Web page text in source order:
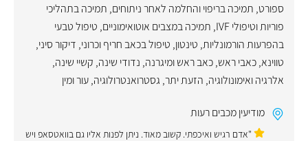
ספורט, תמיכה בריפוי והחלמה לאחר ניתוחים, תמיכה בתהליכי
פוריות וטיפולי IVF
, תמיכה במצבים אוטואימוניים, טיפול טבעי
בהפרעות הורמונליות, טינטון, טיפול בכאב חריף וכרוני, דיקור סיני,
טווינא,כאבי ראש,כאב ראש ומיגרנה, נדודי שינה, קשיי שינה,
אלרגיה ואימונולוגיה, הזעת יתר, גסטרואנטרולוגיה,עור ומין
מודיעין מכבים רעות
"אדם רגיש ואיכפתי. קשוב מאוד. ניתן לפנות אליו גם בוואטסאפ ויש